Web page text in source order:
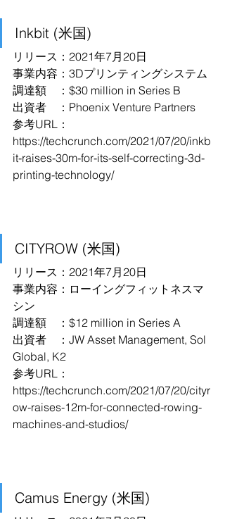
Inkbit (米国)
リリース：2021年7月20日
事業内容：3Dプリンティングシステム
調達額　：$30 million in Series B
出資者　：Phoenix Venture Partners
参考URL：
https://techcrunch.com/2021/07/20/inkb
it-raises-30m-for-its-self-correcting-3d-
printing-technology/
CITYROW (米国)
リリース：2021年7月20日
事業内容：ローイングフィットネスマ
シン
調達額　：$12 million in Series A
出資者　：JW Asset Management, Sol
Global, K2
参考URL：
https://techcrunch.com/2021/07/20/cityr
ow-raises-12m-for-connected-rowing-
machines-and-studios/
Camus Energy (米国)